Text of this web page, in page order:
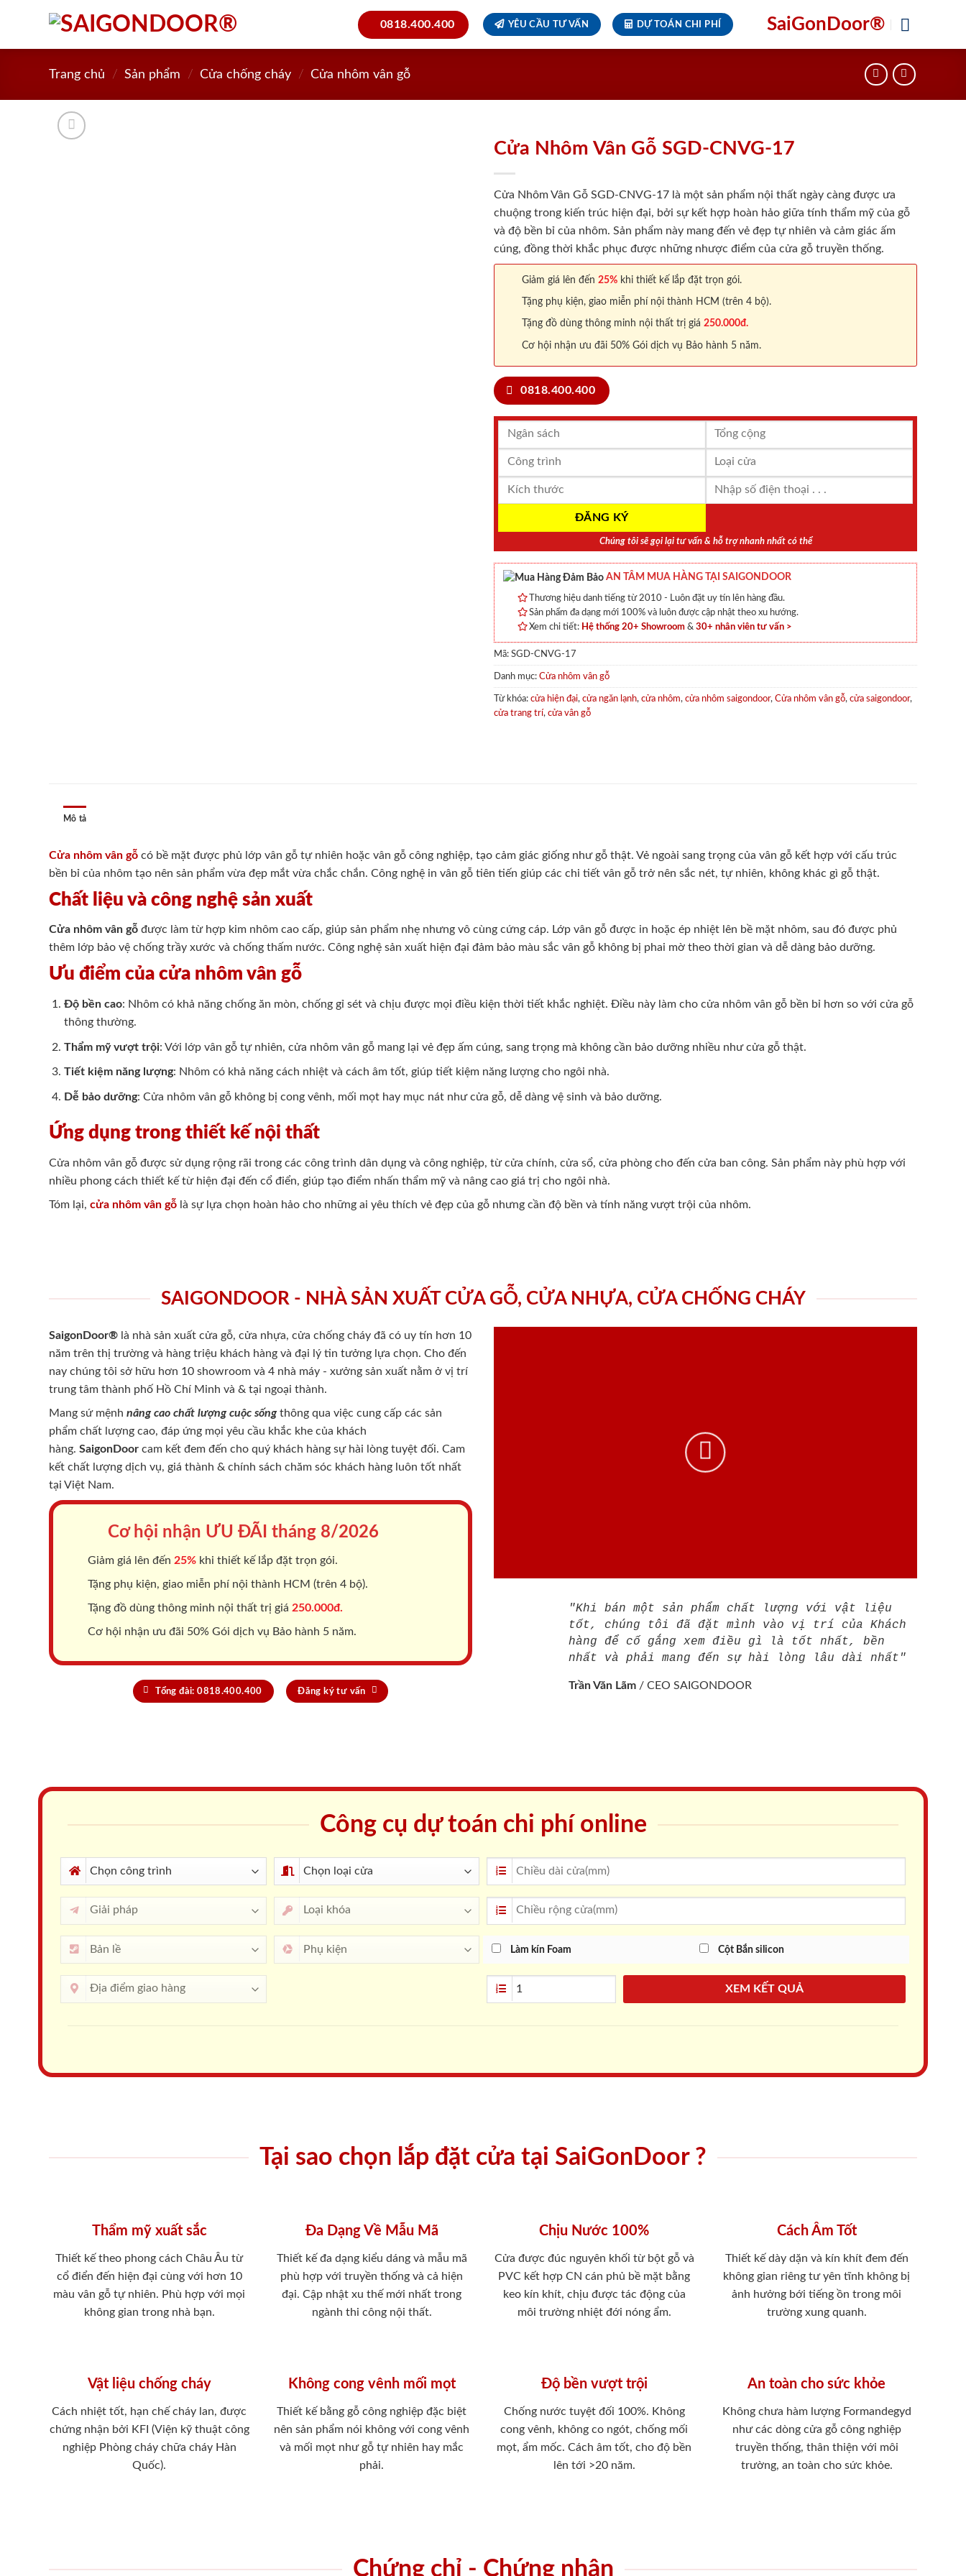
0818.400.400 YÊU CẦU TƯ VẤN DỰ TOÁN CHI PHÍ SaiGonDoor®
Trang chủ / Sản phẩm / Cửa chống cháy / Cửa nhôm vân gỗ
Cửa Nhôm Vân Gỗ SGD-CNVG-17
Cửa Nhôm Vân Gỗ SGD-CNVG-17 là một sản phẩm nội thất ngày càng được ưa
chuộng trong kiến trúc hiện đại, bởi sự kết hợp hoàn hảo giữa tính thẩm mỹ của gỗ
và độ bền bỉ của nhôm. Sản phẩm này mang đến vẻ đẹp tự nhiên và cảm giác ấm
cúng, đồng thời khắc phục được những nhược điểm của cửa gỗ truyền thống.
Giảm giá lên đến 25% khi thiết kế lắp đặt trọn gói.
Tặng phụ kiện, giao miễn phí nội thành HCM (trên 4 bộ).
Tặng đồ dùng thông minh nội thất trị giá 250.000đ.
Cơ hội nhận ưu đãi 50% Gói dịch vụ Bảo hành 5 năm.
0818.400.400
Chúng tôi sẽ gọi lại tư vấn & hỗ trợ nhanh nhất có thể
AN TÂM MUA HÀNG TẠI SAIGONDOOR
Thương hiệu danh tiếng từ 2010 - Luôn đặt uy tín lên hàng đầu.
Sản phẩm đa dạng mới 100% và luôn được cập nhật theo xu hướng.
Xem chi tiết: Hệ thống 20+ Showroom & 30+ nhân viên tư vấn >
Mã: SGD-CNVG-17
Danh mục: Cửa nhôm vân gỗ
Từ khóa: cửa hiện đại, cửa ngăn lạnh, cửa nhôm, cửa nhôm saigondoor, Cửa nhôm vân gỗ, cửa saigondoor,
cửa trang trí, cửa vân gỗ
Mô tả
Cửa nhôm vân gỗ có bề mặt được phủ lớp vân gỗ tự nhiên hoặc vân gỗ công nghiệp, tạo cảm giác giống như gỗ thật. Vẻ ngoài sang trọng của vân gỗ kết hợp với cấu trúc
bền bỉ của nhôm tạo nên sản phẩm vừa đẹp mắt vừa chắc chắn. Công nghệ in vân gỗ tiên tiến giúp các chi tiết vân gỗ trở nên sắc nét, tự nhiên, không khác gì gỗ thật.
Chất liệu và công nghệ sản xuất
Cửa nhôm vân gỗ được làm từ hợp kim nhôm cao cấp, giúp sản phẩm nhẹ nhưng vô cùng cứng cáp. Lớp vân gỗ được in hoặc ép nhiệt lên bề mặt nhôm, sau đó được phủ
thêm lớp bảo vệ chống trầy xước và chống thấm nước. Công nghệ sản xuất hiện đại đảm bảo màu sắc vân gỗ không bị phai mờ theo thời gian và dễ dàng bảo dưỡng.
Ưu điểm của cửa nhôm vân gỗ
Độ bền cao: Nhôm có khả năng chống ăn mòn, chống gỉ sét và chịu được mọi điều kiện thời tiết khắc nghiệt. Điều này làm cho cửa nhôm vân gỗ bền bỉ hơn so với cửa gỗ
thông thường.
Thẩm mỹ vượt trội: Với lớp vân gỗ tự nhiên, cửa nhôm vân gỗ mang lại vẻ đẹp ấm cúng, sang trọng mà không cần bảo dưỡng nhiều như cửa gỗ thật.
Tiết kiệm năng lượng: Nhôm có khả năng cách nhiệt và cách âm tốt, giúp tiết kiệm năng lượng cho ngôi nhà.
Dễ bảo dưỡng: Cửa nhôm vân gỗ không bị cong vênh, mối mọt hay mục nát như cửa gỗ, dễ dàng vệ sinh và bảo dưỡng.
Ứng dụng trong thiết kế nội thất
Cửa nhôm vân gỗ được sử dụng rộng rãi trong các công trình dân dụng và công nghiệp, từ cửa chính, cửa sổ, cửa phòng cho đến cửa ban công. Sản phẩm này phù hợp với
nhiều phong cách thiết kế từ hiện đại đến cổ điển, giúp tạo điểm nhấn thẩm mỹ và nâng cao giá trị cho ngôi nhà.
Tóm lại, cửa nhôm vân gỗ là sự lựa chọn hoàn hảo cho những ai yêu thích vẻ đẹp của gỗ nhưng cần độ bền và tính năng vượt trội của nhôm.
SAIGONDOOR - NHÀ SẢN XUẤT CỬA GỖ, CỬA NHỰA, CỬA CHỐNG CHÁY
SaigonDoor® là nhà sản xuất cửa gỗ, cửa nhựa, cửa chống cháy đã có uy tín hơn 10
năm trên thị trường và hàng triệu khách hàng và đại lý tin tưởng lựa chọn. Cho đến
nay chúng tôi sở hữu hơn 10 showroom và 4 nhà máy - xưởng sản xuất nằm ở vị trí
trung tâm thành phố Hồ Chí Minh và & tại ngoại thành.
Mang sứ mệnh nâng cao chất lượng cuộc sốngthông qua việc cung cấp các sản
phẩm chất lượng cao, đáp ứng mọi yêu cầu khắc khe của khách
hàng. SaigonDoor cam kết đem đến cho quý khách hàng sự hài lòng tuyệt đối. Cam
kết chất lượng dịch vụ, giá thành & chính sách chăm sóc khách hàng luôn tốt nhất
tại Việt Nam.
Cơ hội nhận ƯU ĐÃI tháng 8/2026
Giảm giá lên đến 25% khi thiết kế lắp đặt trọn gói.
Tặng phụ kiện, giao miễn phí nội thành HCM (trên 4 bộ).
Tặng đồ dùng thông minh nội thất trị giá 250.000đ.
Cơ hội nhận ưu đãi 50% Gói dịch vụ Bảo hành 5 năm.
Tổng đài: 0818.400.400 Đăng ký tư vấn
"Khi bán một sản phẩm chất lượng với vật liệu
tốt, chúng tôi đã đặt mình vào vị trí của Khách
hàng để cố gắng xem điều gì là tốt nhất, bền
nhất và phải mang đến sự hài lòng lâu dài nhất"
Trần Văn Lãm / CEO SAIGONDOOR
Công cụ dự toán chi phí online
Làm kín Foam Cột Bắn silicon
XEM KẾT QUẢ
Tại sao chọn lắp đặt cửa tại SaiGonDoor ?
Thẩm mỹ xuất sắc
Thiết kế theo phong cách Châu Âu từ
cổ điển đến hiện đại cùng với hơn 10
màu vân gỗ tự nhiên. Phù hợp với mọi
không gian trong nhà bạn.
Đa Dạng Về Mẫu Mã
Thiết kế đa dạng kiểu dáng và mẫu mã
phù hợp với truyền thống và cả hiện
đại. Cập nhật xu thế mới nhất trong
ngành thi công nội thất.
Chịu Nước 100%
Cửa được đúc nguyên khối từ bột gỗ và
PVC kết hợp CN cán phủ bề mặt bằng
keo kín khít, chịu được tác động của
môi trường nhiệt đới nóng ẩm.
Cách Âm Tốt
Thiết kế dày dặn và kín khít đem đến
không gian riêng tư yên tĩnh không bị
ảnh hưởng bới tiếng ồn trong môi
trường xung quanh.
Vật liệu chống cháy
Cách nhiệt tốt, hạn chế cháy lan, được
chứng nhận bởi KFI (Viện kỹ thuật công
nghiệp Phòng cháy chữa cháy Hàn
Quốc).
Không cong vênh mối mọt
Thiết kế bằng gỗ công nghiệp đặc biệt
nên sản phẩm nói không với cong vênh
và mối mọt như gỗ tự nhiên hay mắc
phải.
Độ bền vượt trội
Chống nước tuyệt đối 100%. Không
cong vênh, không co ngót, chống mối
mọt, ẩm mốc. Cách âm tốt, cho độ bền
lên tới >20 năm.
An toàn cho sức khỏe
Không chưa hàm lượng Formandegyd
như các dòng cửa gỗ công nghiệp
truyền thống, thân thiện với môi
trường, an toàn cho sức khỏe.
Chứng chỉ - Chứng nhận